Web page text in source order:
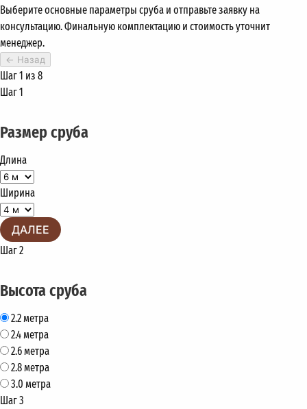
Выберите основные параметры сруба и отправьте заявку на
консультацию. Финальную комплектацию и стоимость уточнит
менеджер.
← Назад
Шаг 1 из 8
Шаг 1
Размер сруба
Длина
Ширина
ДАЛЕЕ
Шаг 2
Высота сруба
2.2 метра
2.4 метра
2.6 метра
2.8 метра
3.0 метра
Шаг 3